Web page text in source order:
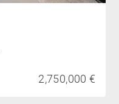
2,750,000 €